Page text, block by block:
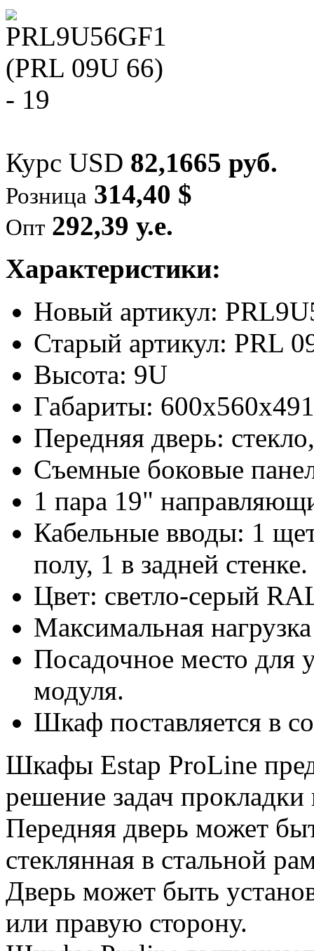
Курс USD 82,1665 руб.
Розница 314,40 $
Опт 292,39 у.е.
Характеристики:
Новый артикул:
Старый артикул: PRL
Высота: 9U
Габариты:
Передняя дверь:
Съемные боковые
1 пара 19"
Кабельные вводы: 1
полу, 1 в задней стенке.
Цвет: светло-серый
Максимальная
Посадочное место для
модуля.
Шкаф поставляется в
Шкафы Estap ProLine
решение задач прокладки
Передняя дверь может
стеклянная в стальной
Дверь может быть
или правую сторону.